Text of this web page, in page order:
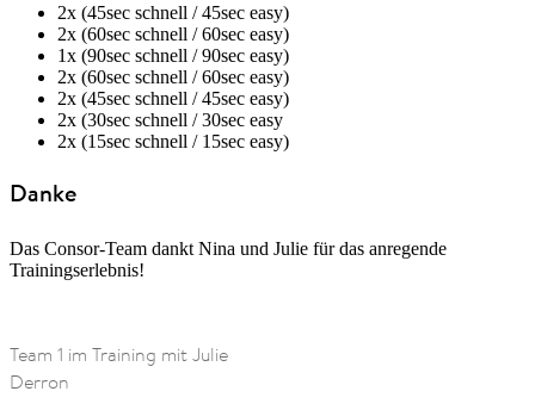
2x (45sec schnell / 45sec easy)
2x (60sec schnell / 60sec easy)
1x (90sec schnell / 90sec easy)
2x (60sec schnell / 60sec easy)
2x (45sec schnell / 45sec easy)
2x (30sec schnell / 30sec easy
2x (15sec schnell / 15sec easy)
Danke
Das Consor-Team dankt Nina und Julie für das anregende
Trainingserlebnis!
Team 1 im Training mit Julie
Derron